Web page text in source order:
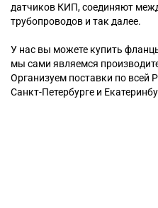
датчиков КИП, соединяют
трубопроводов и так далее.
У нас вы можете купить
мы сами являемся
Организуем поставки по всей
Санкт-Петербурге и